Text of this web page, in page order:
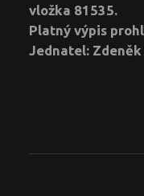
vložka 81535.
Platný výpis
Jednatel: Zdeněk